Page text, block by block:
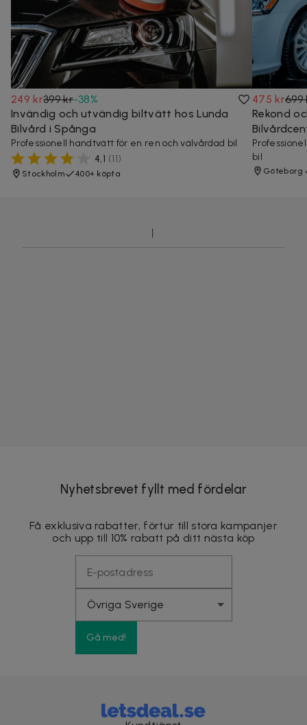
249 kr399 kr-38%
Invändig och utvändig biltvätt hos Lunda
Bilvård i Spånga
Professionell handtvätt för en ren och välvårdad bil
4,1 (11)
Stockholm 400+ köpta
475 kr699
Rekond
bil
Göteborg
Nyhetsbrevet fyllt med fördelar
Få exklusiva rabatter, förtur till stora kampanjer
och upp till 10% rabatt på ditt nästa köp
Gå med!